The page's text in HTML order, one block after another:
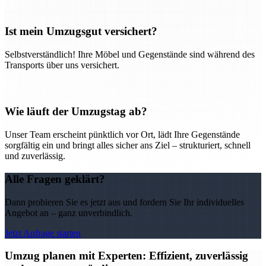
Ist mein Umzugsgut versichert?
Selbstverständlich! Ihre Möbel und Gegenstände sind während des
Transports über uns versichert.
Wie läuft der Umzugstag ab?
Unser Team erscheint pünktlich vor Ort, lädt Ihre Gegenstände
sorgfältig ein und bringt alles sicher ans Ziel – strukturiert, schnell
und zuverlässig.
Alle Fragen geklärt?
Dann probieren Sie es jetzt aus und fordern Sie Ihr individuelles
Angebot an – ganz unverbindlich.
Jetzt Anfrage starten
Umzug planen mit Experten: Effizient, zuverlässig